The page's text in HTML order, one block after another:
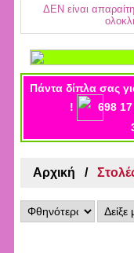
ΔΕΝ είναι
Πάντα δίπλα σας
!
698
Αρχική